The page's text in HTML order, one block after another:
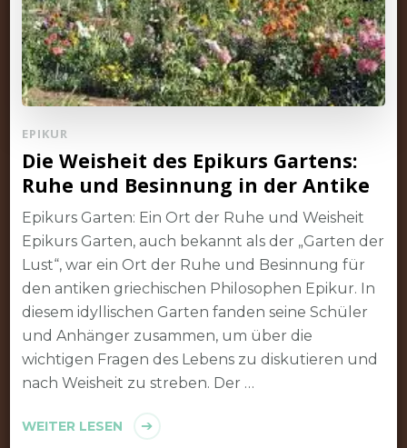
EPIKUR
Die Weisheit des Epikurs Gartens:
Ruhe und Besinnung in der Antike
Epikurs Garten: Ein Ort der Ruhe und Weisheit
Epikurs Garten, auch bekannt als der „Garten der
Lust“, war ein Ort der Ruhe und Besinnung für
den antiken griechischen Philosophen Epikur. In
diesem idyllischen Garten fanden seine Schüler
und Anhänger zusammen, um über die
wichtigen Fragen des Lebens zu diskutieren und
nach Weisheit zu streben. Der …
WEITER LESEN